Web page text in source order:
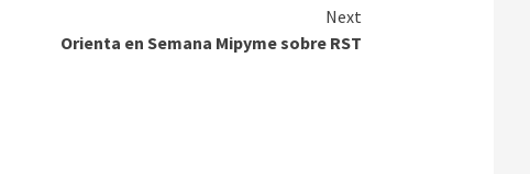
Next
Orienta en Semana Mipyme sobre RST